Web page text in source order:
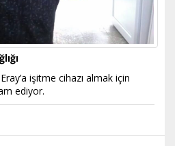
işitme cihazı almak için
ediyor.